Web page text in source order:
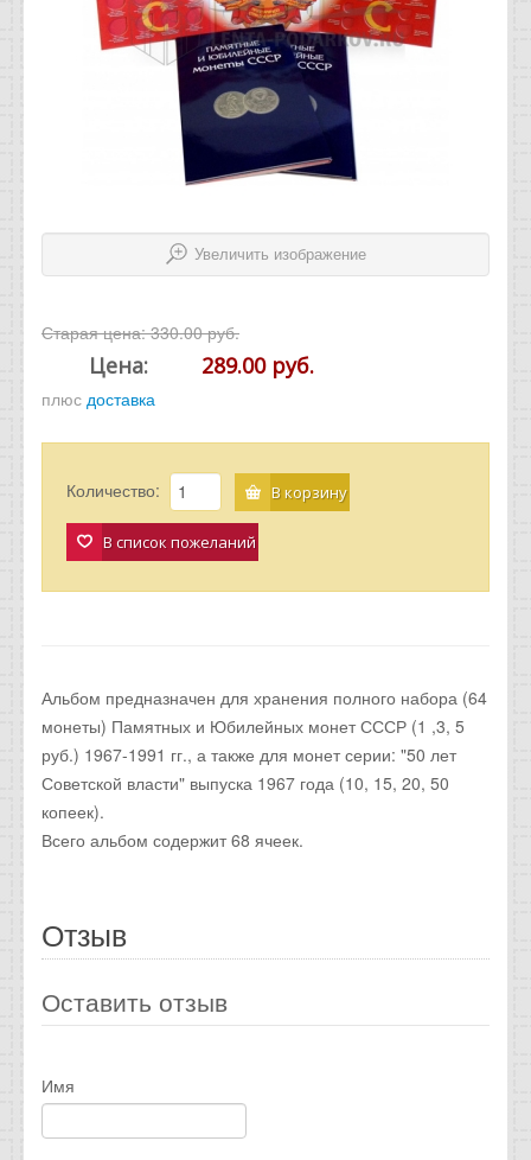
Увеличить изображение
Старая цена:330.00 руб.
Цена: 289.00 руб.
плюс доставка
Количество: В корзину
В список пожеланий
Альбом предназначен для хранения полного набора (64
монеты) Памятных и Юбилейных монет СССР (1 ,3, 5
руб.) 1967-1991 гг., а также для монет серии: "50 лет
Советской власти" выпуска 1967 года (10, 15, 20, 50
копеек).
Всего альбом содержит 68 ячеек.
Отзыв
Оставить отзыв
Имя